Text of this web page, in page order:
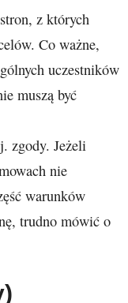
z których
Co ważne,
uczestników
muszą być
zgody. Jeżeli
nie
warunków
trudno mówić o